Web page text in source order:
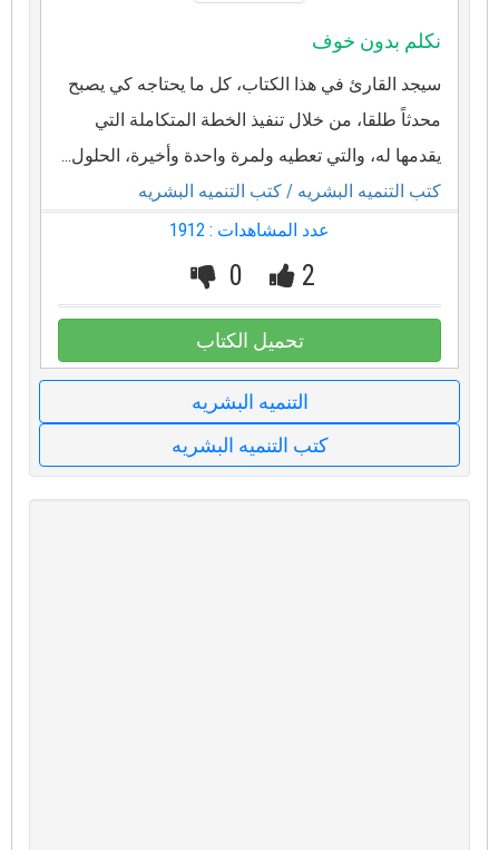
نكلم بدون خوف
سيجد القارئ في هذا الكتاب، كل ما يحتاجه كي يصبح
محدثاً طلقا، من خلال تنفيذ الخطة المتكاملة التي
يقدمها له، والتي تعطيه ولمرة واحدة وأخيرة، الحلول...
كتب التنميه البشريه / كتب التنميه البشريه
عدد المشاهدات : 1912
2
0
تحميل الكتاب
التنميه البشريه
كتب التنميه البشريه